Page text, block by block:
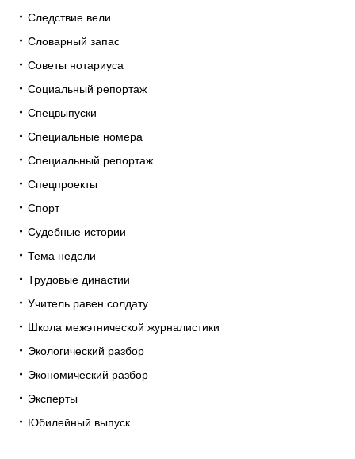
Следствие вели
Словарный запас
Советы нотариуса
Социальный репортаж
Спецвыпуски
Специальные номера
Специальный репортаж
Спецпроекты
Спорт
Судебные истории
Тема недели
Трудовые династии
Учитель равен солдату
Школа межэтнической журналистики
Экологический разбор
Экономический разбор
Эксперты
Юбилейный выпуск